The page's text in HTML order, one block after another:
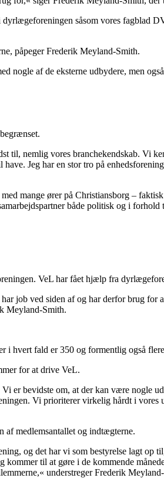
såsom vores fagblad
påpeger Frederik Meyland-Smith.
nogle af de eksterne udbydere, men
nemlig vores branchekendskab. Vi
Jeg har en stor tro på
mange ører på Christiansborg –
både politisk og i
VeL har fået hjælp fra
job ved siden af og har derfor brug
Meyland-Smith.
i hvert fald er 350 og formentlig også
for at drive VeL.
er bevidste om, at der kan være nogle
Vi prioriterer virkelig hårdt i
af medlemsantallet og indtægterne.
og det har vi som bestyrelse lagt op
til at gøre i de kommende
understreger Frederik